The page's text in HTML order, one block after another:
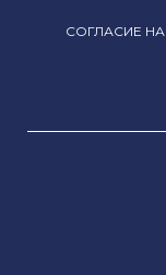
СОГЛАСИЕ